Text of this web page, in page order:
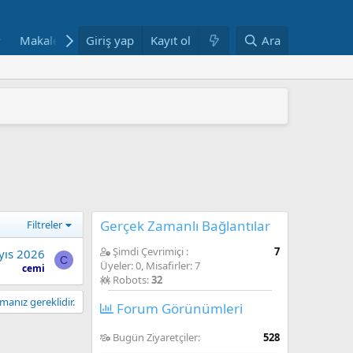
Makaleler Fotoğraflar Bloglar Haftanın
Giriş yap Kayıt ol Ara
DESTEKLENDİ
yapılandırıyor
Filtreler
2026
cemi
C
gereklidir.
Gerçek Zamanlı Bağlantılar
Şimdi Çevrimiçi
7
Üyeler: 0, Misafirler: 7
Robots:32
Forum Görünümleri
Bugün Ziyaretçiler 528